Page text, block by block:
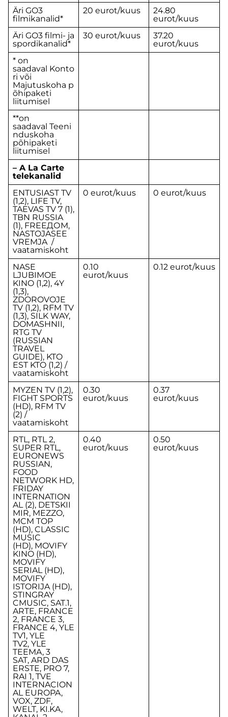
Äri GO3
filmikanalid*
20 eurot/kuus
24.80
eurot/kuus
Äri GO3 filmi- ja
spordikanalid*
30 eurot/kuus
37.20
eurot/kuus
* on
saadaval Konto
ri või
Majutuskoha p
õhipaketi
liitumisel
**on
saadaval Teeni
nduskoha
põhipaketi
liitumisel
– A La Carte
telekanalid
ENTUSIAST TV
(1,2), LIFE TV,
TAEVAS TV 7 (1),
TBN RUSSIA
(1), FREEДОМ,
NASTOJASEE
VREMJA /
vaatamiskoht
0 eurot/kuus 0 eurot/kuus
NASE
LJUBIMOE
KINO (1,2), 4Y
(1,3),
ZDOROVOJE
TV (1,2), RFM TV
(1,3), SILK WAY,
DOMASHNII,
RTG TV
(RUSSIAN
TRAVEL
GUIDE), KTO
EST KTO (1,2) /
vaatamiskoht
0.10
eurot/kuus
0.12 eurot/kuus
MYZEN TV (1,2),
FIGHT SPORTS
(HD), RFM TV
(2) /
vaatamiskoht
0.30
eurot/kuus
0.37
eurot/kuus
RTL, RTL 2,
SUPER RTL,
EURONEWS
RUSSIAN,
FOOD
NETWORK HD,
FRIDAY
INTERNATION
AL (2), DETSKII
MIR, MEZZO,
MCM TOP
(HD), CLASSIC
MUSIC
(HD), MOVIFY
KINO (HD),
MOVIFY
SERIAL (HD),
MOVIFY
ISTORIJA (HD),
STINGRAY
CMUSIC, SAT.1,
ARTE, FRANCE
2, FRANCE 3,
FRANCE 4, YLE
TV1, YLE
TV2, YLE
TEEMA, 3
SAT, ARD DAS
ERSTE, PRO 7,
RAI 1, TVE
INTERNACION
AL EUROPA,
VOX, ZDF,
WELT, KI.KA,
0.40
eurot/kuus
0.50
eurot/kuus